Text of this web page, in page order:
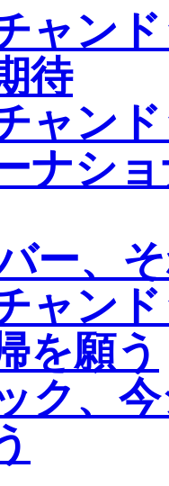
ャン
待
ャン
ナシ
ー、
ャン
を願う
ク、